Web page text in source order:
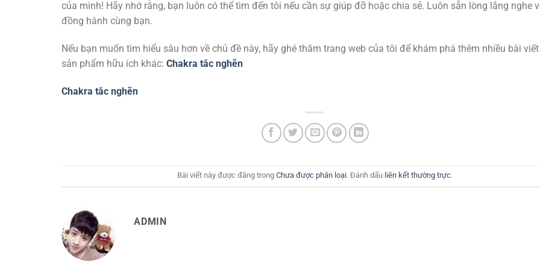
của mình! Hãy nhớ rằng, bạn luôn có thể tìm đến tôi nếu cần sự giúp đỡ hoặc chia sẻ. Luôn sẵn lòng lắng nghe
đồng hành cùng bạn.
Nếu bạn muốn tìm hiểu sâu hơn về chủ đề này, hãy ghé thăm trang web của tôi để khám phá thêm nhiều bài
sản phẩm hữu ích khác: Chakra tắc nghẽn
Chakra tắc nghẽn
Bài viết này được đăng trong Chưa được phân loại. Đánh dấu liên kết thường trực.
ADMIN